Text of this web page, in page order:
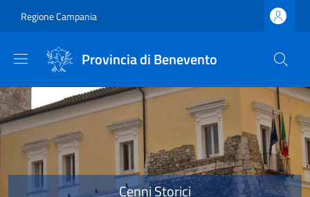
Regione Campania
Provincia di Benevento
Provincia di Benevento
Cenni Storici